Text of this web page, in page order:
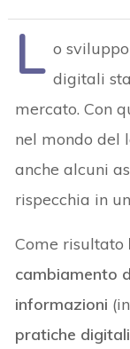
L o
digitali
mercato. Con
nel mondo del
anche alcuni
rispecchia in
Come risultato
cambiamento
informazioni
pratiche digitali